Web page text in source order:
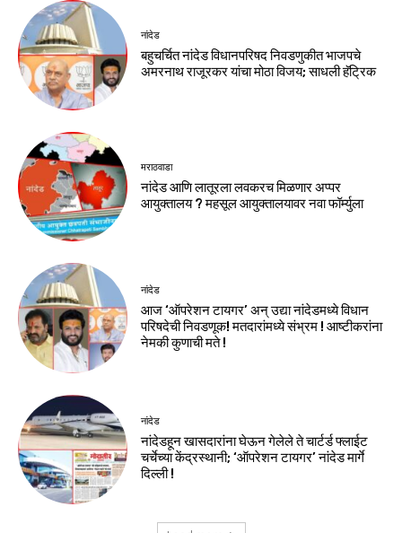
नांदेड
बहुचर्चित नांदेड विधानपरिषद निवडणुकीत भाजपचे
अमरनाथ राजूरकर यांचा मोठा विजय; साधली हॅट्रिक
मराठवाडा
नांदेड आणि लातूरला लवकरच मिळणार अप्पर
आयुक्तालय ? महसूल आयुक्तालयावर नवा फॉर्म्युला
नांदेड
आज ‘ऑपरेशन टायगर’ अन् उद्या नांदेडमध्ये विधान
परिषदेची निवडणूक! मतदारांमध्ये संभ्रम ! आष्टीकरांना
नेमकी कुणाची मते !
नांदेड
नांदेडहून खासदारांना घेऊन गेलेले ते चार्टर्ड फ्लाईट
चर्चेच्या केंद्रस्थानी; ‘ऑपरेशन टायगर’ नांदेड मार्गे
दिल्ली !